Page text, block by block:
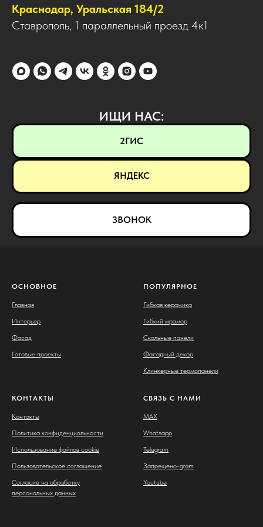
Краснодар, Уральская 184/2
Ставрополь, 1 параллельный проезд 4к1
ИЩИ НАС:
2ГИС
ЯНДЕКС
ЗВОНОК
ОСНОВНОЕ
Главная
Интерьер
Фасад
Готовые проекты
ПОПУЛЯРНОЕ
Гибкая керамика
Гибкий мрамор
Скальные панели
Фасадный декор
Клинкерные термопанели
КОНТАКТЫ
Контакты
Политика конфиденциальности
Использование файлов cookie
Пользовательское соглашение
Согласие на обработку
персональных данных
СВЯЗЬ С НАМИ
MAX
Whatsapp
Telegram
Запрещено-gram
Youtube